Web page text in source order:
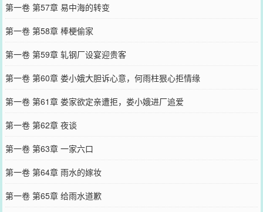
第一卷 第57章 易中海的转变
第一卷 第58章 棒梗偷家
第一卷 第59章 轧钢厂设宴迎贵客
第一卷 第60章 娄小娥大胆诉心意，何雨柱狠心拒情缘
第一卷 第61章 娄家欲定亲遭拒，娄小娥进厂追爱
第一卷 第62章 夜谈
第一卷 第63章 一家六口
第一卷 第64章 雨水的嫁妆
第一卷 第65章 给雨水道歉